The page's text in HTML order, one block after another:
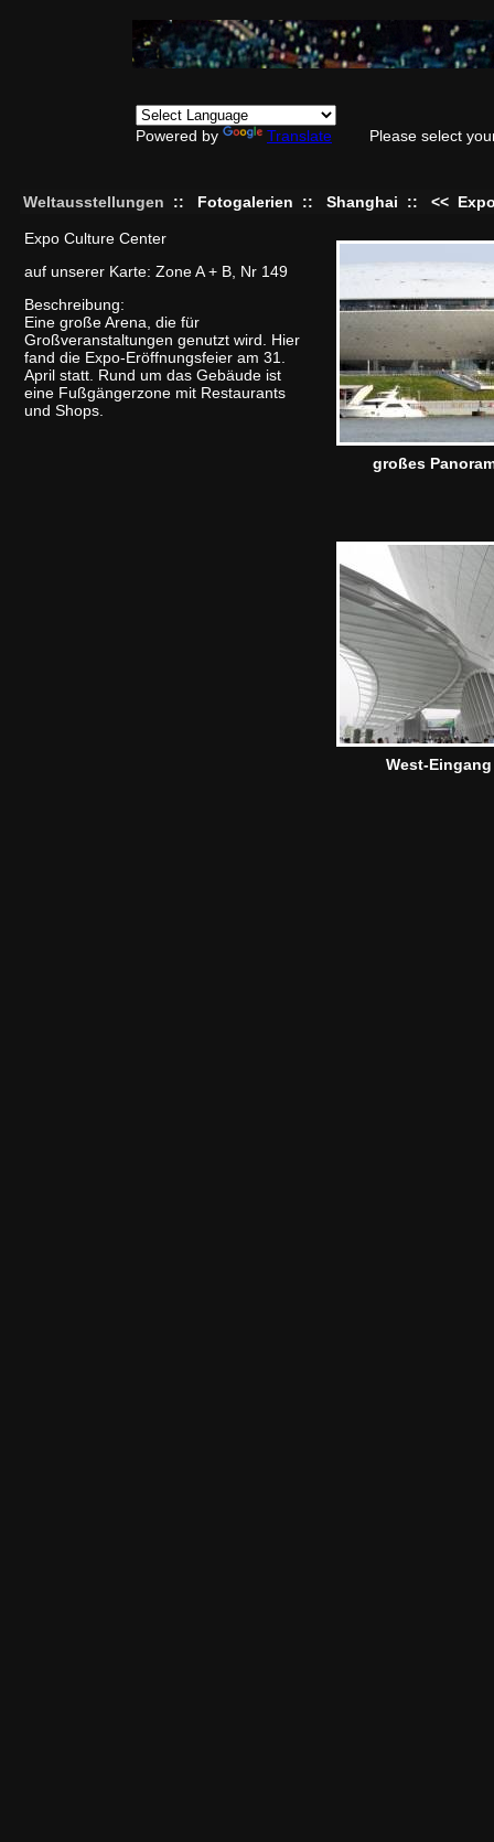
Powered by Translate Please select
Weltausstellungen :: Fotogalerien :: Shanghai :: <<
Expo Culture Center
auf unserer Karte: Zone A + B, Nr 149
Beschreibung:
Eine große Arena, die für
Großveranstaltungen genutzt wird. Hier
fand die Expo-Eröffnungsfeier am 31.
April statt. Rund um das Gebäude ist
eine Fußgängerzone mit Restaurants
und Shops.
großes
West-Eingang